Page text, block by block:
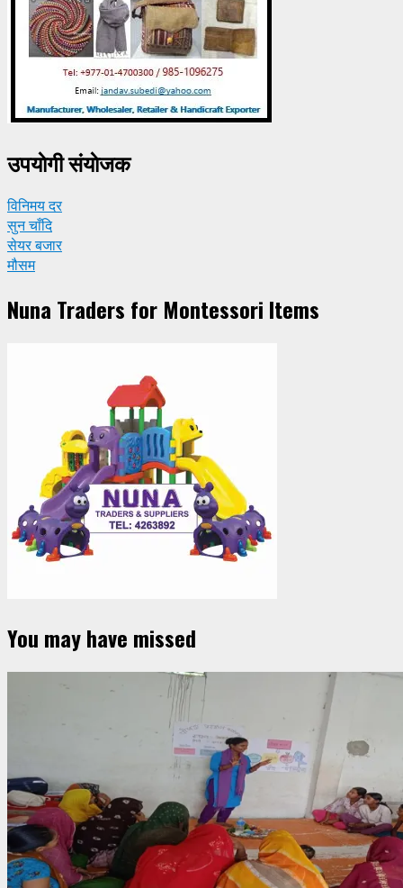
उपयाेगी संयाेजक
विनिमय दर
सुन चाँदि
सेयर बजार
मौसम
Nuna Traders for Montessori Items
You may have missed